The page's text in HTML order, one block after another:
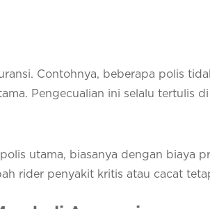
Contohnya, beberapa polis
Pengecualian ini selalu tertulis
utama, biasanya dengan biaya
rider penyakit kritis atau cacat